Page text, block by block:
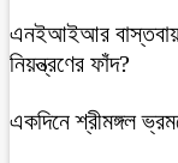
এনইআইআর
নিয়ন্ত্রণের ফাঁদ?
একদিনে শ্রীমঙ্গল